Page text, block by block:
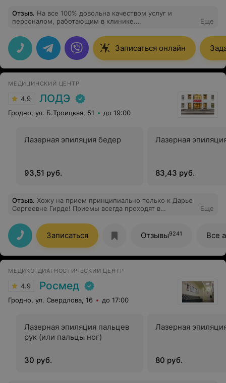
Отзыв. На все 100% довольна качеством услуг и
персоналом, работающим в клинике.
удобное время для записи, специалисты высшей
категории.
Еще
Записаться онлайн
МЕДИЦИНСКИЙ ЦЕНТР
4.9 ЛОДЭ
Гродно, ул. Б.Троицкая, 51 до 19:00
Лазерная эпиляция бедер
93,51 руб.
Лазерная
83,43 руб.
Отзыв. Хожу на прием принципиально только к Дарье
Сергеевне Гирде! Приемы всегда проходят в
самый чуткий,заботливый врач. БЛАГОДАРЮ ее
за колоссальную помощь, за отзывчивость,
за качественное лечение, за врачебную этику и за
профессионализм в своем деле!!! ЛОДЭ очень
повезло,что в их штате такой специалист)
Еще
Записаться Отзывы9241 Все
МЕДИКО-ДИАГНОСТИЧЕСКИЙ ЦЕНТР
4.9 Росмед
Гродно, ул. Свердлова, 16 до 17:00
Лазерная эпиляция пальцев
рук (или пальцы ног)
30 руб.
Лазерная
80 руб.